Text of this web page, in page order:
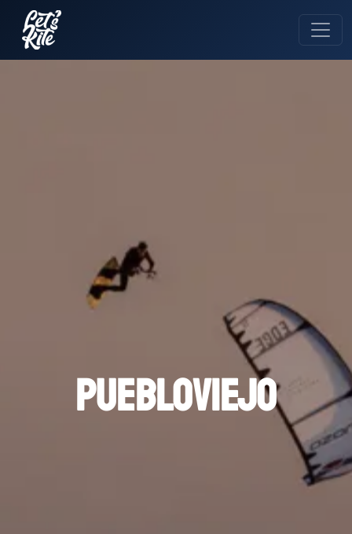
Puebloviejo